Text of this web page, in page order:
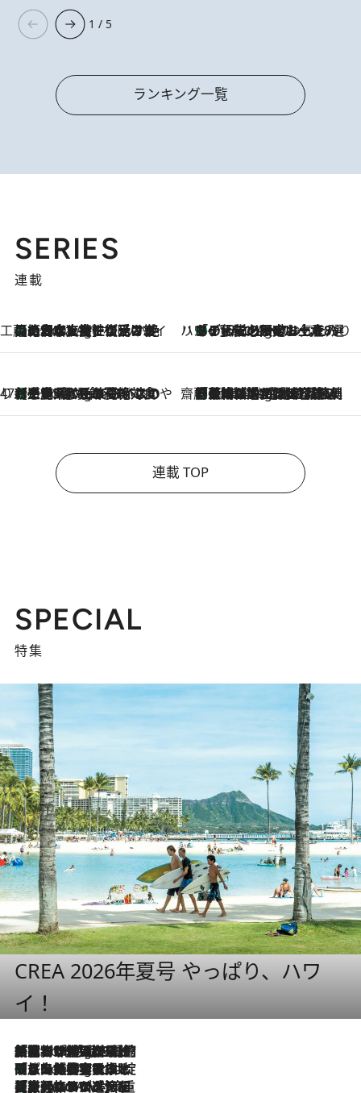
1 / 5
ランキング一覧
SERIES
連載
工藤まやのおもてなしハワイ
1 Hour Ago
【ハワイ土産】ローカルの絶大な支持で復活！ 絶品の幻クッキー《元ファンの日本人女性が受け継いだ名店》 ハワイ賢者 リサのお気に入りリスト1 Hour Ago
あの伝説の限定トートも！ リニューアルした「ディーン＆デルーカ ハワイ」で必須のお土産8選
47都道府県の手みやげ ひんやりスイーツで夏を満喫
1 Hour Ago
【三重県】この夏絶対食べたい 冷やしておいしいおやつ3選 お餅×アイスの新感覚スイーツ 齋藤 薫 美容脳ルネサンス
1 Hour Ago
「荷物が増えるほど旅ストレスは増す」美容ジャーナリストがたどり着いた最終結論。“化粧品を劇的に減らす”感動の凝縮美容とは
連載 TOP
SPECIAL
特集
CREA 2026年夏号 やっぱり、ハワ
イ！
1 Hour Ago
「荷物が増えるほど旅ストレスは増す」美容ジャーナリストがたどり着いた最終結論。“化粧品を劇的に減らす”感動の凝縮美容とは
1 Hour Ago
「旅先には金髪ウィッグを持参」日本と同じメイクでは損してる!? 美容ジャーナリストが提案する“掟破りの旅美容”とは
1 Hour Ago
【厳選旅コスメ】「身軽さ＆UV対策重視！」ヘアアーティストshucoが選んだ夏旅ベストコスメを発表【Mサイズジップ】